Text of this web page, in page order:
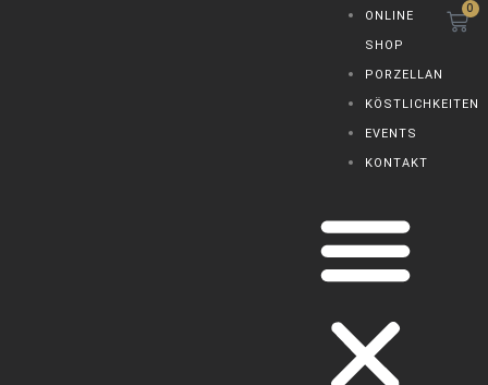
ONLINE
SHOP
PORZELLAN
KÖSTLICHKEITEN
EVENTS
KONTAKT
Menü 0